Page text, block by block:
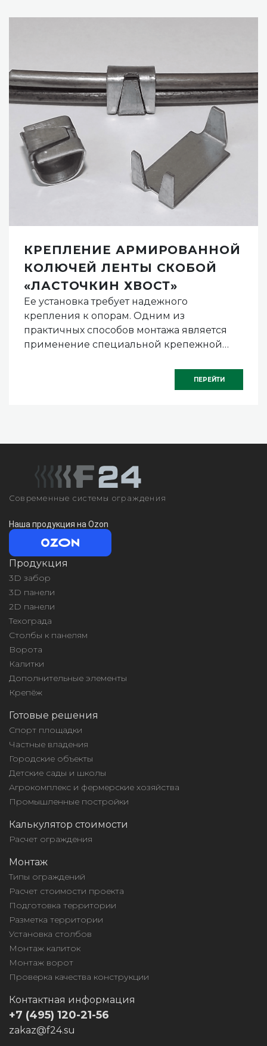
КРЕПЛЕНИЕ АРМИРОВАННОЙ
КОЛЮЧЕЙ ЛЕНТЫ СКОБОЙ
«ЛАСТОЧКИН ХВОСТ»
Ее установка требует надежного
крепления к опорам. Одним из
практичных способов монтажа является
применение специальной крепежной
ПЕРЕЙТИ
Современные системы ограждения
Наша продукция на Ozon
Продукция
3D забор
3D панели
2D панели
Техограда
Столбы к панелям
Ворота
Калитки
Дополнительные элементы
Крепёж
Готовые решения
Спорт площадки
Частные владения
Городские объекты
Детские сады и школы
Агрокомплекс и фермерские хозяйства
Промышленные постройки
Калькулятор стоимости
Расчет ограждения
Монтаж
Типы ограждений
Расчет стоимости проекта
Подготовка территории
Разметка территории
Установка столбов
Монтаж калиток
Монтаж ворот
Проверка качества конструкции
Контактная информация
+7 (495) 120-21-56
zakaz@f24.su